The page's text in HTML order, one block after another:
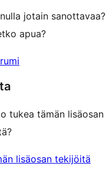
jotain sanottavaa?
apua?
tukea tämän lisäosan
lisäosan tekijöitä